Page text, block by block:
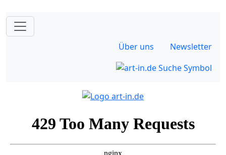
Über uns Newsletter